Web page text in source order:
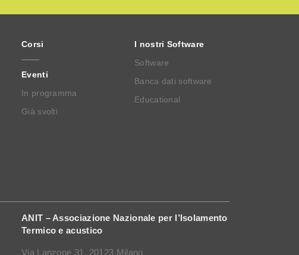
Corsi
Eventi
In programma
Già svolti
I nostri Software
Software
Banca dati software
Educational
ANIT – Associazione Nazionale per l’Isolamento
Termico e acustico
Via Lanzone 31, 20123 Milano